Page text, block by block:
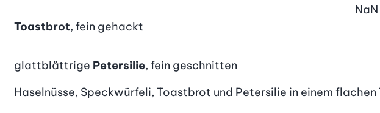
Toastbrot, fein gehackt
NaN
glattblättrige Petersilie, fein geschnitten
Haselnüsse, Speckwürfeli, Toastbrot und Petersilie in einem flachen